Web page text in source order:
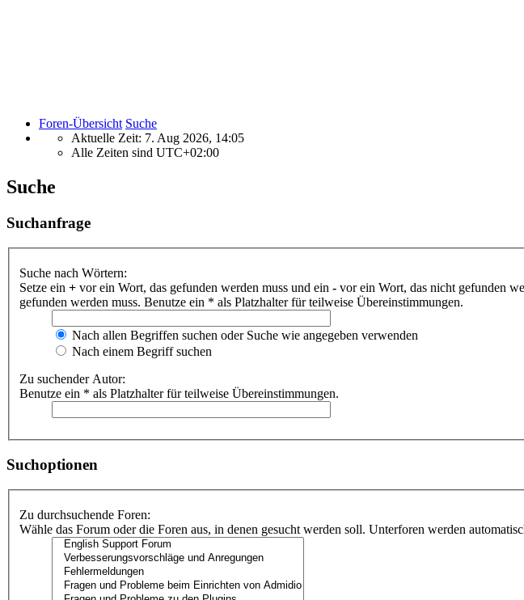
Foren-Übersicht Suche
Aktuelle Zeit: 7. Aug 2026, 14:05
Alle Zeiten sind UTC+02:00
Suche
Suchanfrage
Suche nach Wörtern:
Setze ein + vor ein Wort, das gefunden werden muss und ein - vor ein Wort, das nicht gefunden
gefunden werden muss. Benutze ein * als Platzhalter für teilweise Übereinstimmungen.
Nach allen Begriffen suchen oder Suche wie angegeben verwenden
Nach einem Begriff suchen
Zu suchender Autor:
Benutze ein * als Platzhalter für teilweise Übereinstimmungen.
Suchoptionen
Zu durchsuchende Foren:
Wähle das Forum oder die Foren aus, in denen gesucht werden soll. Unterforen werden